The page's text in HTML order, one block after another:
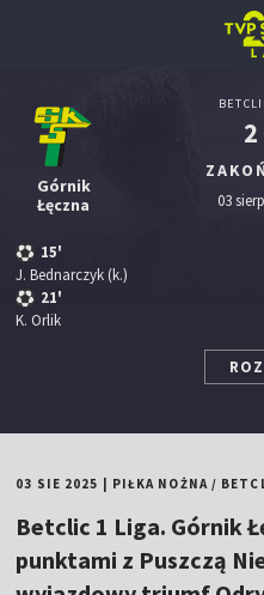
Górnik
Łęczna
15'
J. Bednarczyk (k.)
21'
K. Orlik
2
03
03 SIE 2025 PIŁKA NOŻNA/
Betclic 1 Liga. Górnik
punktami z Puszczą